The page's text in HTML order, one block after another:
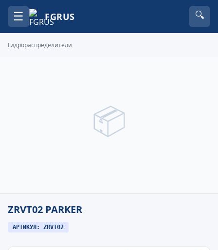
☰ FGRUS 🔍
Гидрораспределители
📦
ZRVT02 PARKER
АРТИКУЛ: ZRVT02